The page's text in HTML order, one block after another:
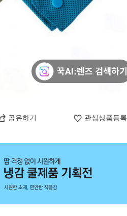
공유하기 관심상품등록